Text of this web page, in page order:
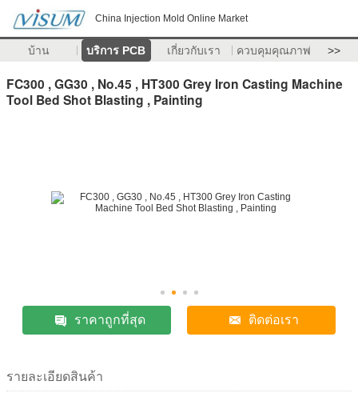
China Injection Mold Online Market
บ้าน บริการ PCB เกี่ยวกับเรา ควบคุมคุณภาพ >>
FC300 , GG30 , No.45 , HT300 Grey Iron Casting Machine
Tool Bed Shot Blasting , Painting
ราคาถูกที่สุด ติดต่อเรา
รายละเอียดสินค้า